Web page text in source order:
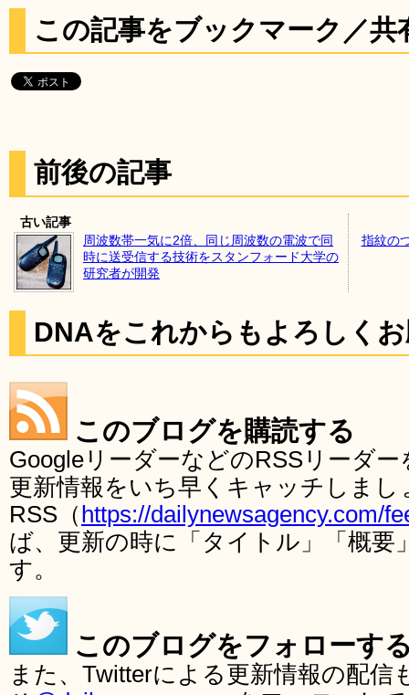
この記事をブックマーク／共
前後の記事
古い記事
周波数帯一気に2倍、同じ周波数の電波で同
時に送受信する技術をスタンフォード大学の
研究者が開発
指紋の
DNAをこれからもよろしく
このブログを購読する
GoogleリーダーなどのRSSリーダ
更新情報をいち早くキャッチしま
RSS（ https://dailynewsagency.com/
ば、更新の時に「タイトル」「概要
す。
このブログをフォローす
また、Twitterによる更新情報の配